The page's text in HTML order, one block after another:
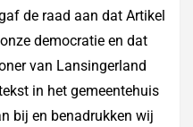
de raad aan dat Artikel
democratie en dat
van Lansingerland
in het gemeentehuis
bij en benadrukken wij